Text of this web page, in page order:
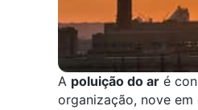
A poluição do ar é
organização, nove